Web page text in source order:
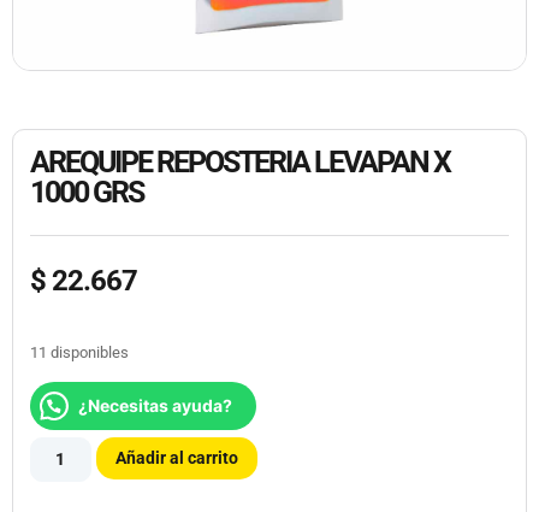
AREQUIPE REPOSTERIA LEVAPAN X
1000 GRS
$22.667
11 disponibles
¿Necesitas ayuda?
Añadir al carrito